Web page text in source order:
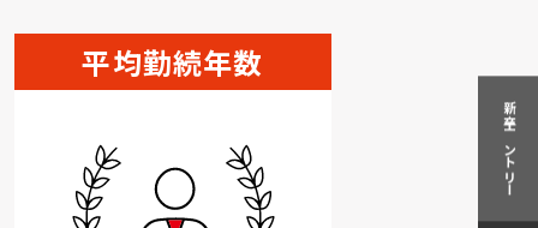
平均勤続年数
新卒エントリー